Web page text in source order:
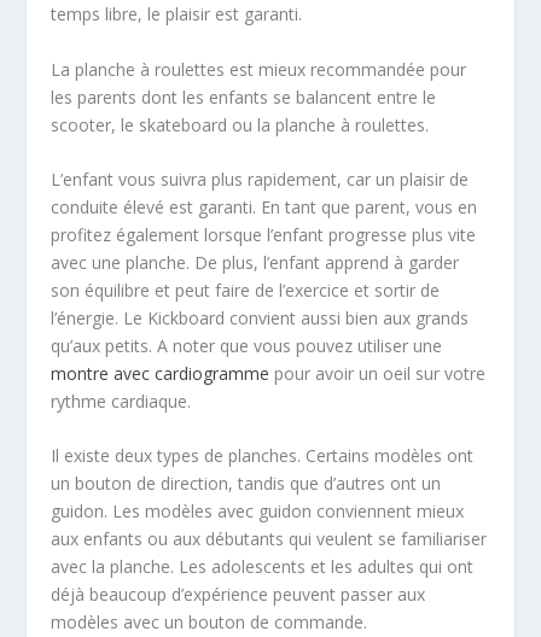
temps libre, le plaisir est garanti.
La planche à roulettes est mieux recommandée pour
les parents dont les enfants se balancent entre le
scooter, le skateboard ou la planche à roulettes.
L’enfant vous suivra plus rapidement, car un plaisir de
conduite élevé est garanti. En tant que parent, vous en
profitez également lorsque l’enfant progresse plus vite
avec une planche. De plus, l’enfant apprend à garder
son équilibre et peut faire de l’exercice et sortir de
l’énergie. Le Kickboard convient aussi bien aux grands
qu’aux petits. A noter que vous pouvez utiliser une
montre avec cardiogramme pour avoir un oeil sur votre
rythme cardiaque.
Il existe deux types de planches. Certains modèles ont
un bouton de direction, tandis que d’autres ont un
guidon. Les modèles avec guidon conviennent mieux
aux enfants ou aux débutants qui veulent se familiariser
avec la planche. Les adolescents et les adultes qui ont
déjà beaucoup d’expérience peuvent passer aux
modèles avec un bouton de commande.